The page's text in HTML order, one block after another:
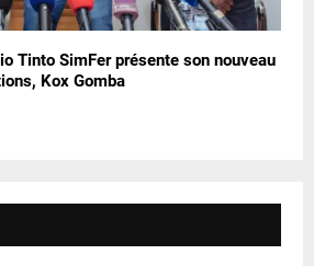
Tinto SimFer présente son nouveau
Kox Gomba